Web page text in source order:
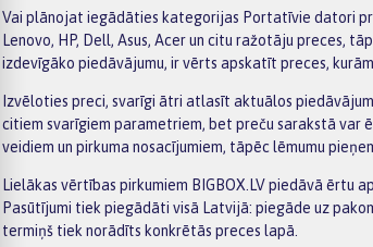
Vai plānojat iegādāties kategorijas Portatīvie datori
Lenovo, HP, Dell, Asus, Acer un citu ražotāju preces,
izdevīgāko piedāvājumu, ir vērts apskatīt preces,
Izvēloties preci, svarīgi ātri atlasīt aktuālos
citiem svarīgiem parametriem, bet preču sarakstā var
veidiem un pirkuma nosacījumiem, tāpēc lēmumu
Lielākas vērtības pirkumiem BIGBOX.LV piedāvā ērtu
Pasūtījumi tiek piegādāti visā Latvijā: piegāde uz
termiņš tiek norādīts konkrētās preces lapā.